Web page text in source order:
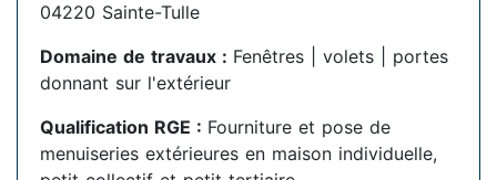
04220 Sainte-Tulle
Domaine de travaux : Fenêtres | volets | portes
donnant sur l'extérieur
Qualification RGE : Fourniture et pose de
menuiseries extérieures en maison individuelle,